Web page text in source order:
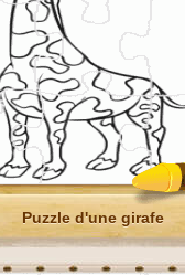
Puzzle d'une girafe